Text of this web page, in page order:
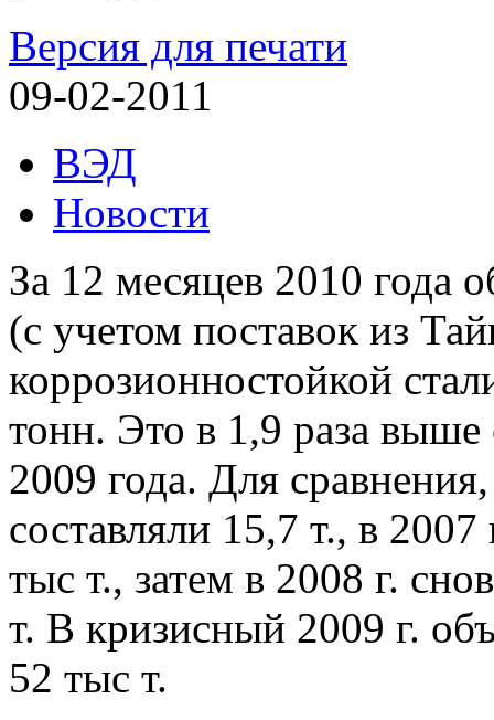
Версия для печати
09-02-2011
ВЭД
Новости
За 12 месяцев 2010 года
(с учетом поставок из
коррозионностойкой
тонн. Это в 1,9 раза выше
2009 года. Для
составляли 15,7 т., в
тыс т., затем в 2008 г.
т. В кризисный 2009 г.
52 тыс т.